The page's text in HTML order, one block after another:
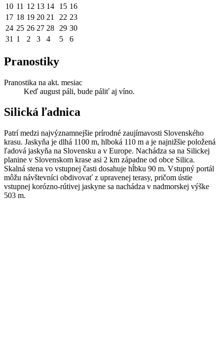
10 11 12 13 14 15 16
17 18 19 20 21 22 23
24 25 26 27 28 29 30
31 1 2 3 4 5 6
Pranostiky
Pranostika na akt. mesiac
Keď august páli, bude páliť aj víno.
Silická ľadnica
Patrí medzi najvýznamnejšie prírodné zaujímavosti Slovenského
krasu. Jaskyňa je dlhá 1100 m, hlboká 110 m a je najnižšie položená
ľadová jaskyňa na Slovensku a v Europe. Nachádza sa na Silickej
planine v Slovenskom krase asi 2 km západne od obce Silica.
Skalná stena vo vstupnej časti dosahuje hĺbku 90 m. Vstupný portál
môžu návštevníci obdivovať z upravenej terasy, pričom ústie
vstupnej korózno-rútivej jaskyne sa nachádza v nadmorskej výške
503 m.